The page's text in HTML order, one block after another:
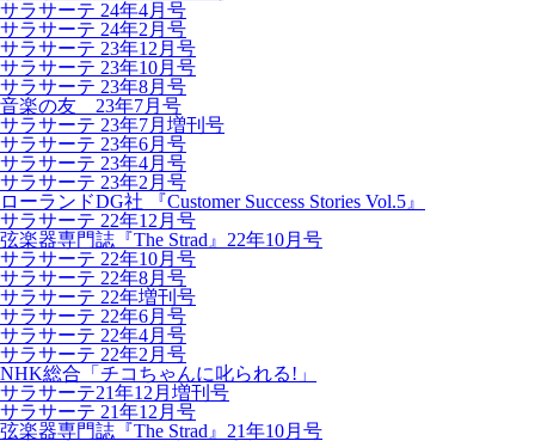
サラサーテ 24年4月号
サラサーテ 24年2月号
サラサーテ 23年12月号
サラサーテ 23年10月号
サラサーテ 23年8月号
音楽の友 23年7月号
サラサーテ 23年7月増刊号
サラサーテ 23年6月号
サラサーテ 23年4月号
サラサーテ 23年2月号
ローランドDG社 『Customer Success Stories Vol.5』
サラサーテ 22年12月号
弦楽器専門誌『The Strad』22年10月号
サラサーテ 22年10月号
サラサーテ 22年8月号
サラサーテ 22年増刊号
サラサーテ 22年6月号
サラサーテ 22年4月号
サラサーテ 22年2月号
NHK総合「チコちゃんに叱られる!」
サラサーテ21年12月増刊号
サラサーテ 21年12月号
弦楽器専門誌『The Strad』21年10月号